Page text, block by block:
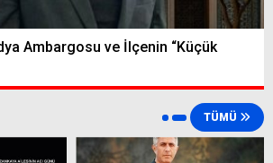
Ambargosu ve İlçenin “Küçük
TÜMÜ